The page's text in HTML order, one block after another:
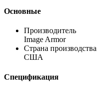
Основные
Производитель
Image Armor
Страна производства
США
Спецификация